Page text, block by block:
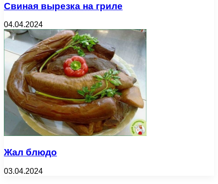
Свиная вырезка на гриле
04.04.2024
Жал блюдо
03.04.2024